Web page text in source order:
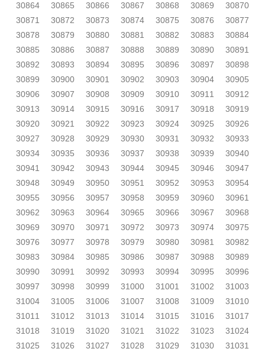
30864
30865 30866 30867 30868 30869
30870
30871
30872 30873 30874 30875 30876
30877
30878
30879 30880 30881 30882 30883
30884
30885
30886 30887 30888 30889 30890
30891
30892
30893 30894 30895 30896 30897
30898
30899
30900 30901 30902 30903 30904
30905
30906
30907 30908 30909 30910 30911
30912
30913
30914 30915 30916 30917 30918
30919
30920
30921 30922 30923 30924 30925
30926
30927
30928 30929 30930 30931 30932
30933
30934
30935 30936 30937 30938 30939
30940
30941
30942 30943 30944 30945 30946
30947
30948
30949 30950 30951 30952 30953
30954
30955
30956 30957 30958 30959 30960
30961
30962
30963 30964 30965 30966 30967
30968
30969
30970 30971 30972 30973 30974
30975
30976
30977 30978 30979 30980 30981
30982
30983
30984 30985 30986 30987 30988
30989
30990
30991 30992 30993 30994 30995
30996
30997
30998 30999 31000 31001 31002
31003
31004
31005 31006 31007 31008 31009
31010
31011
31012 31013 31014 31015 31016
31017
31018
31019 31020 31021 31022 31023
31024
31025
31026 31027 31028 31029 31030
31031